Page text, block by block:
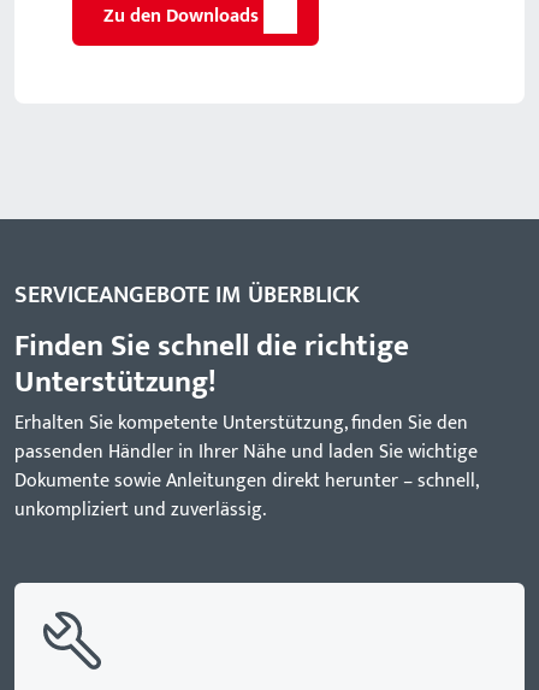
Zu den Downloads
SERVICEANGEBOTE IM ÜBERBLICK
Finden Sie schnell die richtige
Unterstützung!
Erhalten Sie kompetente Unterstützung, finden Sie den
passenden Händler in Ihrer Nähe und laden Sie wichtige
Dokumente sowie Anleitungen direkt herunter – schnell,
unkompliziert und zuverlässig.